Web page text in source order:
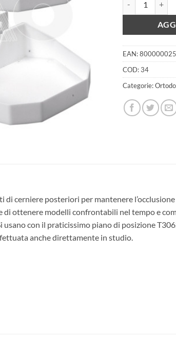
EAN:
COD:34
Categorie:
cerniere posteriori per mantenere
di ottenere modelli confrontabili nel tempo e
con il praticissimo piano di posizione
anche direttamente in studio.